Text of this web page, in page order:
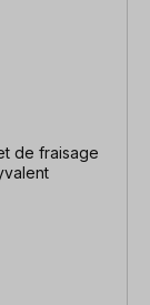
de fraisage